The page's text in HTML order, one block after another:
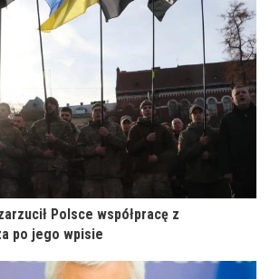
Polsce współpracę z
po jego wpisie